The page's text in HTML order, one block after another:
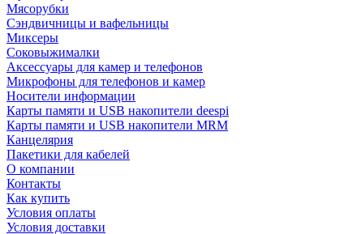
Мясорубки
Сэндвичницы и вафельницы
Миксеры
Соковыжималки
Аксессуары для камер и телефонов
Микрофоны для телефонов и камер
Носители информации
Карты памяти и USB накопители deespi
Карты памяти и USB накопители MRM
Канцелярия
Пакетики для кабелей
О компании
Контакты
Как купить
Условия оплаты
Условия доставки